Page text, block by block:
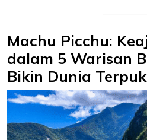
Machu Picchu:
dalam 5 Warisan
Bikin Dunia